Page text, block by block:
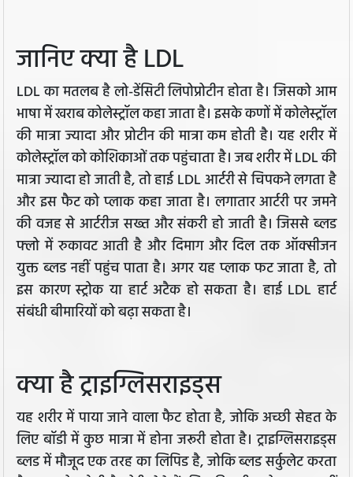
जानिए क्या है LDL
LDL का मतलब है लो-डेंसिटी लिपोप्रोटीन होता है। जिसको आम
भाषा में खराब कोलेस्ट्रॉल कहा जाता है। इसके कणों में कोलेस्ट्रॉल
की मात्रा ज्यादा और प्रोटीन की मात्रा कम होती है। यह शरीर में
कोलेस्ट्रॉल को कोशिकाओं तक पहुंचाता है। जब शरीर में LDL की
मात्रा ज्यादा हो जाती है, तो हाई LDL आर्टरी से चिपकने लगता है
और इस फैट को प्लाक कहा जाता है। लगातार आर्टरी पर जमने
की वजह से आर्टरीज सख्त और संकरी हो जाती है। जिससे ब्लड
फ्लो में रुकावट आती है और दिमाग और दिल तक ऑक्सीजन
युक्त ब्लड नहीं पहुंच पाता है। अगर यह प्लाक फट जाता है, तो
इस कारण स्ट्रोक या हार्ट अटैक हो सकता है। हाई LDL हार्ट
संबंधी बीमारियों को बढ़ा सकता है।
क्या है ट्राइग्लिसराइड्स
यह शरीर में पाया जाने वाला फैट होता है, जोकि अच्छी सेहत के
लिए बॉडी में कुछ मात्रा में होना जरूरी होता है। ट्राइग्लिसराइड्स
ब्लड में मौजूद एक तरह का लिपिड है, जोकि ब्लड सर्कुलेट करता